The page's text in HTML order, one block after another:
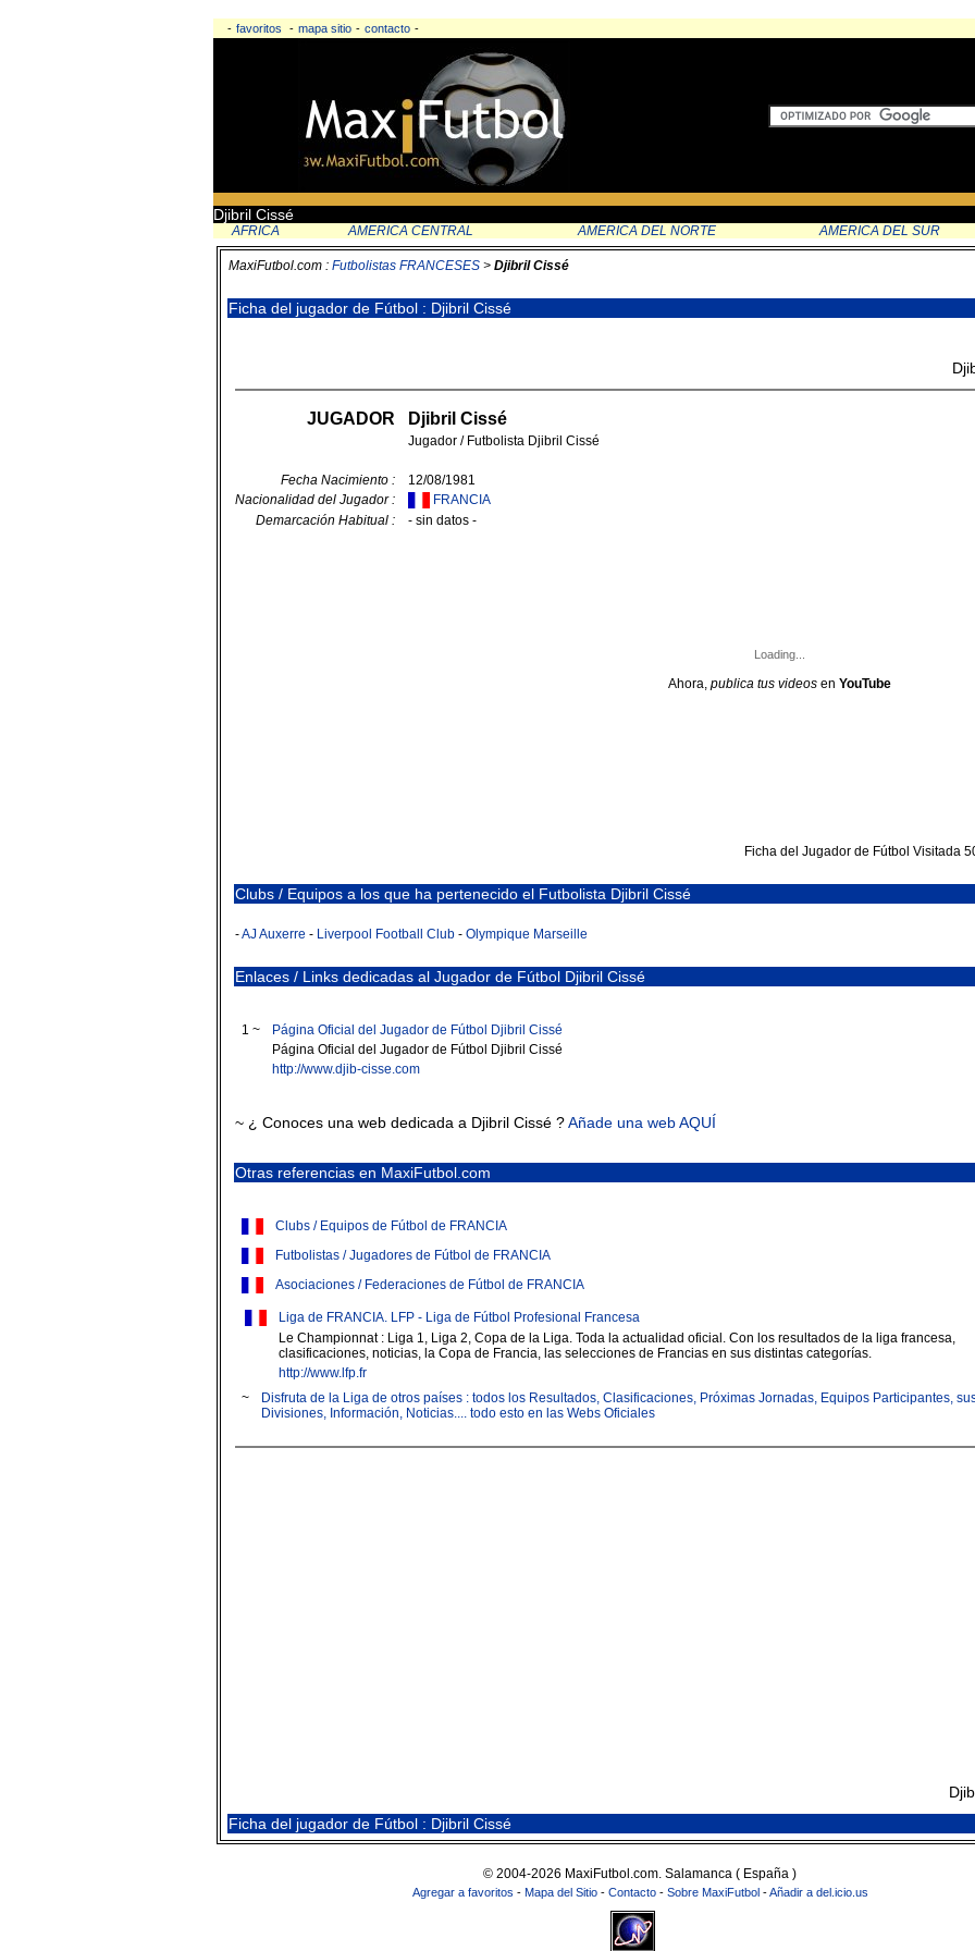
- favoritos - mapa sitio - contacto -
Djibril Cissé
AFRICA AMERICA CENTRAL AMERICA DEL NORTE AMERICA DEL SUR
MaxiFutbol.com : Futbolistas FRANCESES> Djibril Cissé
Ficha del jugador de Fútbol : Djibril Cissé
JUGADOR Djibril Cissé
Jugador / Futbolista Djibril Cissé
Fecha Nacimiento :
12/08/1981
Nacionalidad del Jugador :
FRANCIA
Demarcación Habitual :
- sin datos -
Loading...
Ahora, publica tus videosen YouTube
Ficha del Jugador de Fútbol Visitada
Clubs / Equipos a los que ha pertenecido el Futbolista Djibril Cissé
-AJ Auxerre - Liverpool Football Club- Olympique Marseille
Enlaces / Links dedicadas al Jugador de Fútbol Djibril Cissé
1 ~
Página Oficial del Jugador de Fútbol Djibril Cissé
Página Oficial del Jugador de Fútbol Djibril Cissé
http://www.djib-cisse.com
~ ¿ Conoces una web dedicada a Djibril Cissé ?Añade una web AQUÍ
Otras referencias en MaxiFutbol.com
Clubs / Equipos de Fútbol de FRANCIA
Futbolistas / Jugadores de Fútbol de FRANCIA
Asociaciones / Federaciones de Fútbol de FRANCIA
Liga de FRANCIA. LFP - Liga de Fútbol Profesional Francesa
Le Championnat : Liga 1, Liga 2, Copa de la Liga. Toda la actualidad oficial. Con los resultados de la liga francesa,
clasificaciones, noticias, la Copa de Francia, las selecciones de Francias en sus distintas categorías.
http://www.lfp.fr
~
Disfruta de la Liga de otros países : todos los Resultados, Clasificaciones, Próximas Jornadas, Equipos Participantes,
Divisiones, Información, Noticias.... todo esto en las Webs Oficiales
Ficha del jugador de Fútbol : Djibril Cissé
© 2004-2026 MaxiFutbol.com. Salamanca ( España )
Agregar a favoritos - Mapa del Sitio- Contacto- Sobre MaxiFutbol-Añadir a del.icio.us